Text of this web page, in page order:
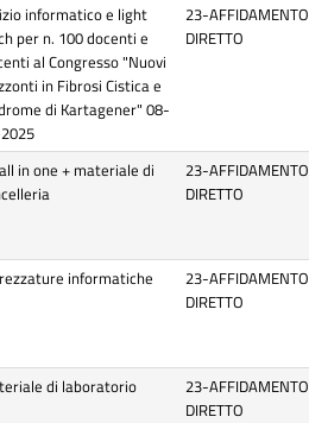
informatico e light
per n. 100 docenti e
al Congresso "Nuovi
in Fibrosi Cistica e
di Kartagener" 08-
23-AFFIDAMENTO
DIRETTO
in one + materiale di
23-AFFIDAMENTO
DIRETTO
informatiche
23-AFFIDAMENTO
DIRETTO
di laboratorio
23-AFFIDAMENTO
DIRETTO